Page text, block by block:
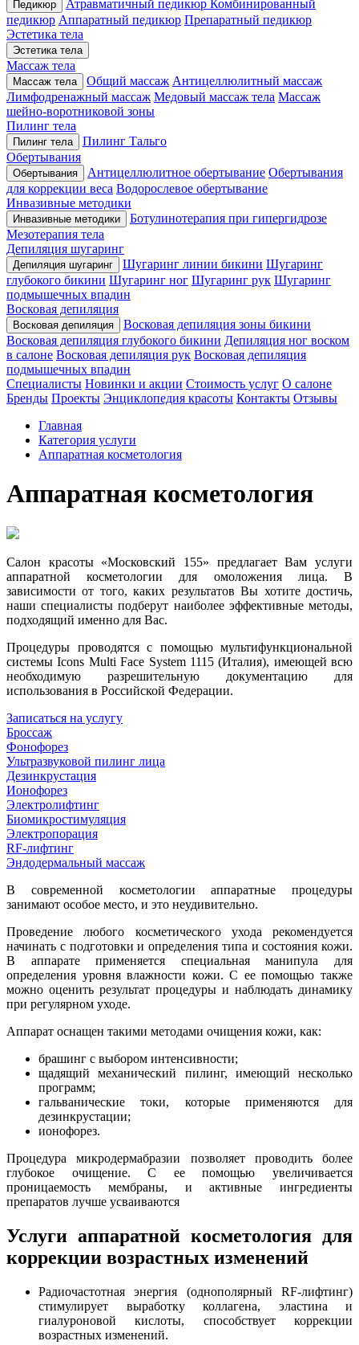
Педикюр Атравматичный педикюр Комбинированный
педикюр Аппаратный педикюр Препаратный педикюр
Эстетика тела
Эстетика тела
Массаж тела
Массаж тела Общий массаж Антицеллюлитный массаж
Лимфодренажный массаж Медовый массаж тела Массаж
шейно-воротниковой зоны
Пилинг тела
Пилинг тела
Пилинг Тальго
Обертывания
Обертывания Антицеллюлитное обертывание Обертывания
для коррекции веса Водорослевое обертывание
Инвазивные методики
Инвазивные методики
Ботулинотерапия при гипергидрозе
Мезотерапия тела
Депиляция шугаринг
Депиляция шугаринг Шугаринг линии бикини Шугаринг
глубокого бикини Шугаринг ног Шугаринг рук Шугаринг
подмышечных впадин
Восковая депиляция
Восковая депиляция
Восковая депиляция зоны бикини
Восковая депиляция глубокого бикини Депиляция ног воском
в салоне Восковая депиляция рук Восковая депиляция
подмышечных впадин
Специалисты Новинки и акции Стоимость услуг О салоне
Бренды Проекты Энциклопедия красоты Контакты Отзывы
Главная
Категория услуги
Аппаратная косметология
Аппаратная косметология
Салон красоты «Московский 155» предлагает Вам услуги
аппаратной косметологии для омоложения лица. В
зависимости от того, каких результатов Вы хотите достичь,
наши специалисты подберут наиболее эффективные методы,
подходящий именно для Вас.
Процедуры проводятся с помощью мультифункциональной
системы Icons Multi Face System 1115 (Италия), имеющей всю
необходимую разрешительную документацию для
использования в Российской Федерации.
Записаться на услугу
Броссаж
Фонофорез
Ультразвуковой пилинг лица
Дезинкрустация
Ионофорез
Электролифтинг
Биомикростимуляция
Электропорация
RF-лифтинг
Эндодермальный массаж
В современной косметологии аппаратные процедуры
занимают особое место, и это неудивительно.
Проведение любого косметического ухода рекомендуется
начинать с подготовки и определения типа и состояния кожи.
В аппарате применяется специальная манипула для
определения уровня влажности кожи. С ее помощью также
можно оценить результат процедуры и наблюдать динамику
при регулярном уходе.
Аппарат оснащен такими методами очищения кожи, как:
брашинг с выбором интенсивности;
щадящий механический пилинг, имеющий несколько
программ;
гальванические токи, которые применяются для
дезинкрустации;
ионофорез.
Процедура микродермабразии позволяет проводить более
глубокое очищение. С ее помощью увеличивается
проницаемость мембраны, и активные ингредиенты
препаратов лучше усваиваются
Услуги аппаратной косметология для
коррекции возрастных изменений
Радиочастотная энергия (однополярный RF-лифтинг)
стимулирует выработку коллагена, эластина и
гиалуроновой кислоты, способствует коррекции
возрастных изменений.